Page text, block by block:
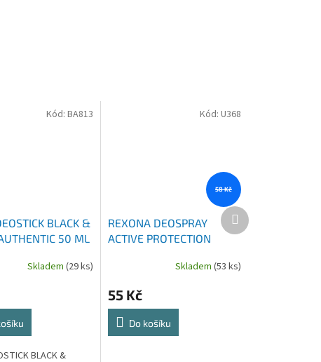
BLACK &
50 ML
Skladem(29 ks)
BLACK &
Kód:BA813
58 Kč
REXONA DEOSPRAY
ACTIVE PROTECTION
Skladem (53 ks)
55 Kč
Do košíku
Kód: U368
Další
produkt